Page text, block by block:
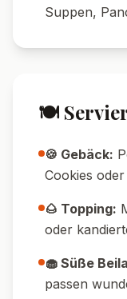
Suppen,
🍽️
🍪 Gebäck:
Cookies
🌰 Topping:
oder
🧁 Süße
passen